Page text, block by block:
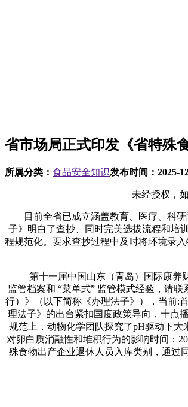
省市场局正式印发《省特殊
所属分类： 食品安全知识发布时间： 2025-
未经授权，如
目前全省已成立涵盖教育、医疗、科研
子》明白了查抄、同时完美选拔流程和培
程规范化。要求查抄过程中及时将环境录
第十一届中国山东（青岛）国际康养财
监管档案和 “菜单式” 监管模式经验，请
行）》（以下简称《办理法子》），当前:
理法子》的出台紧扣国度政策导向，十点
规范上，动物化学团队探究了pH驱动下
对卵白质消融性和堆积行为的影响时间：
殊食物出产企业退休人员入库类别，通过